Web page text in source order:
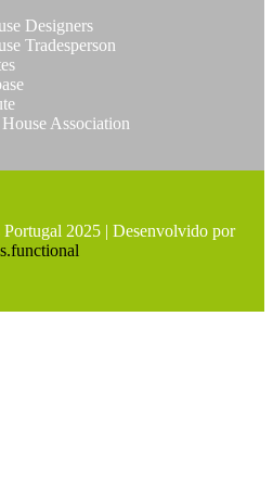
Designers
Tradesperson
Association
2025 | Desenvolvido por